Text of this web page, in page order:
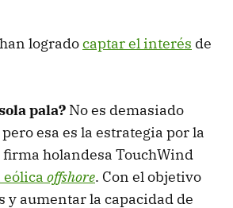
logradocaptar el interés de
pala? No es demasiado
esa es la estrategia por la
firma holandesa TouchWind
eólica offshore. Con el objetivo
y aumentar la capacidad de